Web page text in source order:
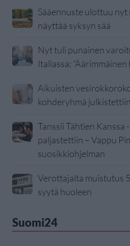
Sääennuste ulottuu
näyttää syksyn sää
Nyt tuli punainen
Italiassa: ”Äärimmäinen
Aikuisten
kohderyhmä julkistettiin
Tanssii Tähtien Kanssa
paljastettiin – Vappu
suosikkiohjelman
Verottajalta muistutus
syytä huoleen
Suomi24